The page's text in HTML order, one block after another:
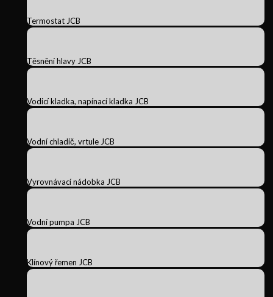
Termostat JCB
Těsnění hlavy JCB
Vodicí kladka, napínací kladka JCB
Vodní chladič, vrtule JCB
Vyrovnávací nádobka JCB
Vodní pumpa JCB
Klínový řemen JCB